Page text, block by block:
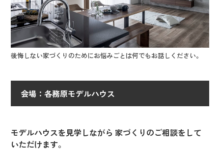
後悔しない家づくりのためにお悩みごとは何でもお話しください。
会場：各務原モデルハウス
モデルハウスを見学しながら 家づくりのご相談をして
いただけます。